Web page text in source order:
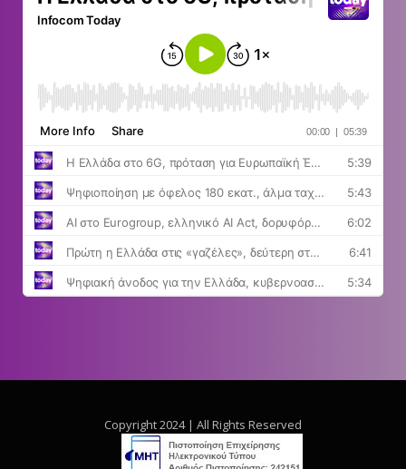
Copyright 2024 | All Rights Reserved